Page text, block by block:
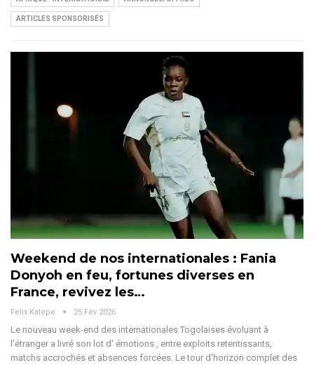
ARTICLES SPONSORISÉS
Weekend de nos internationales : Fania
Donyoh en feu, fortunes diverses en
France, revivez les…
Felix Kalepe 25 Fév 2026
Le nouveau week-end des internationales Togolaises évoluant à
l'étranger a livré son lot d' émotions , entre exploits retentissants,
matchs accrochés et absences forcées. Le tour d'horizon complet des